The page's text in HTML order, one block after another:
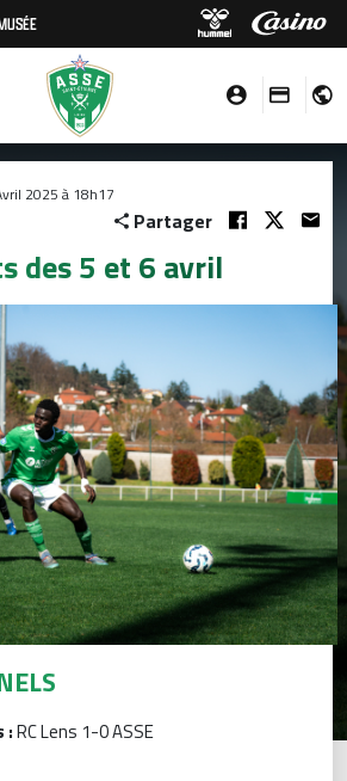
2025 à 18h17
Partager
des 5 et 6 avril
:RC Lens 1-0 ASSE